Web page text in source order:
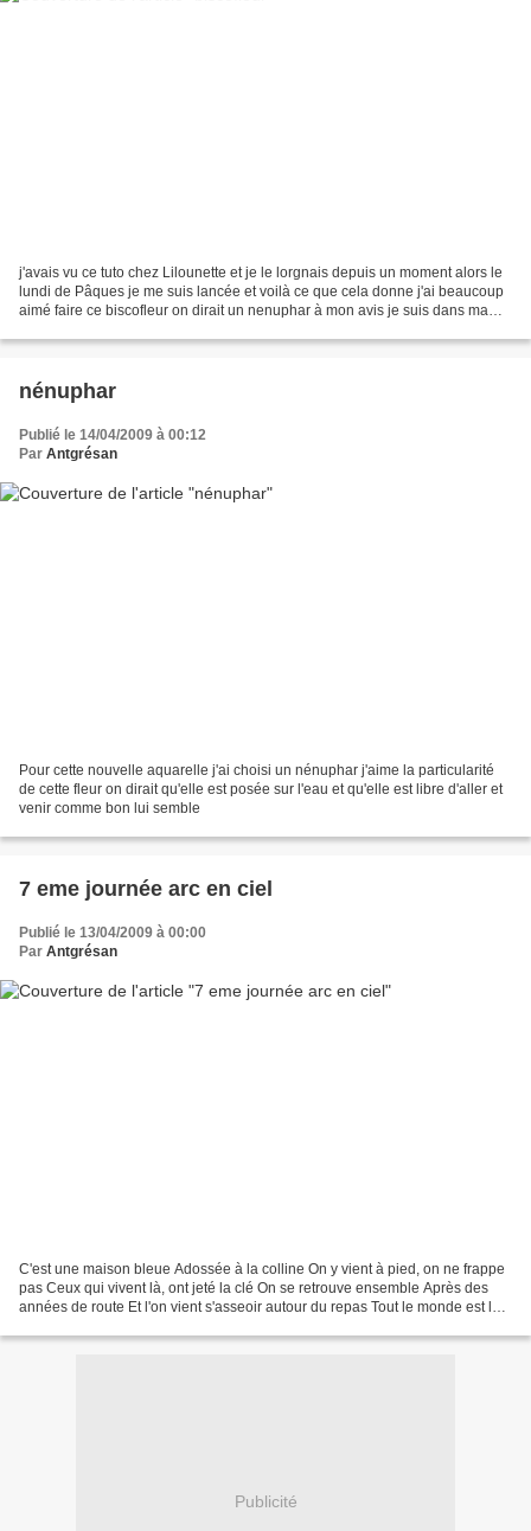
j'avais vu ce tuto chez Lilounette et je le lorgnais depuis un moment alors le
lundi de Pâques je me suis lancée et voilà ce que cela donne j'ai beaucoup
aimé faire ce biscofleur on dirait un nenuphar à mon avis je suis dans ma
nénuphar
Publié le 14/04/2009 à 00:12
Par Antgrésan
Pour cette nouvelle aquarelle j'ai choisi un nénuphar j'aime la particularité
de cette fleur on dirait qu'elle est posée sur l'eau et qu'elle est libre d'aller et
venir comme bon lui semble
7 eme journée arc en ciel
Publié le 13/04/2009 à 00:00
Par Antgrésan
C'est une maison bleue Adossée à la colline On y vient à pied, on ne frappe
pas Ceux qui vivent là, ont jeté la clé On se retrouve ensemble Après des
années de route Et l'on vient s'asseoir autour du repas Tout le monde est là,
Publicité